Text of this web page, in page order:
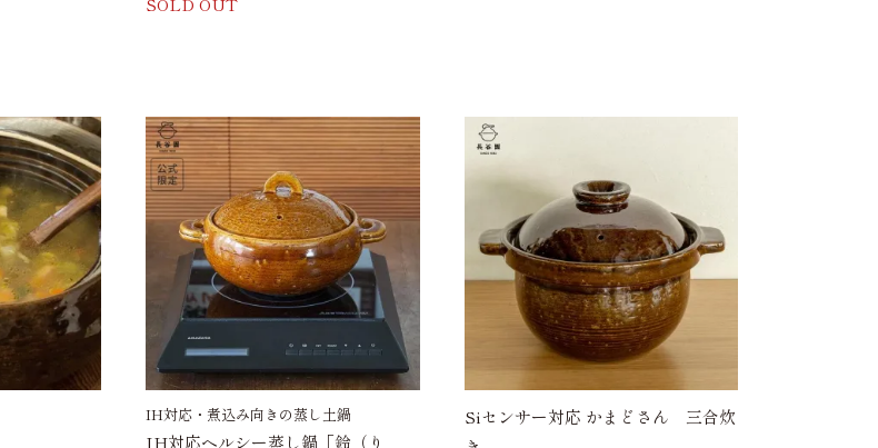
IH対応・煮込み向きの蒸し土鍋
IH対応ヘルシー蒸し鍋「鈴（り
Siセンサー対応 かまどさん 三合炊